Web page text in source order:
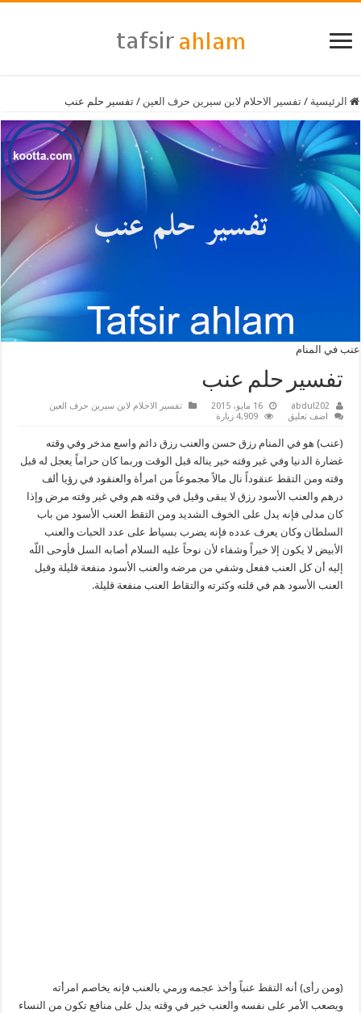
الرئيسية / تفسير الاحلام لابن سيرين حرف العين / تفسير حلم عنب
عنب في المنام
تفسير حلم عنب
abdul202 16 مايو، 2015
تفسير الاحلام لابن سيرين حرف العين
اضف تعليق
4,909 زيارة
(عنب) هو في المنام رزق حسن والعنب رزق دائم واسع مدخر وفي وقته
غضارة الدنيا وفي غير وقته خير يناله قبل الوقت وربما كان حراماً يعجل له قبل
وقته ومن التقط عنقوداً نال مالاً مجموعاً من امرأة والعنقود في رؤيا ألف
درهم والعنب الأسود رزق لا يبقى وقيل في وقته هم وفي غير وقته مرض وإذا
كان مدلى فإنه يدل على الخوف الشديد ومن التقط العنب الأسود من باب
السلطان وكان يعرف عدده فإنه يضرب بسياط على عدد الحبات والعنب
الأبيض لا يكون إلا خيراً وشفاء لأن نوحاً عليه السلام أصابه السل فأوحى اللّه
إليه أن كل العنب ففعل وشفي من مرضه والعنب الأسود منفعة قليلة وقيل
العنب الأسود هم في قلته وكثرته والتقاط العنب منفعة قليلة.
(ومن رأى) أنه التقط عنباً وأخذ عجمه ورمي بالعنب فإنه يخاصم امرأته
ويصعب الأمر على نفسه والعنب خير في وقته يدل على منافع تكون من النساء